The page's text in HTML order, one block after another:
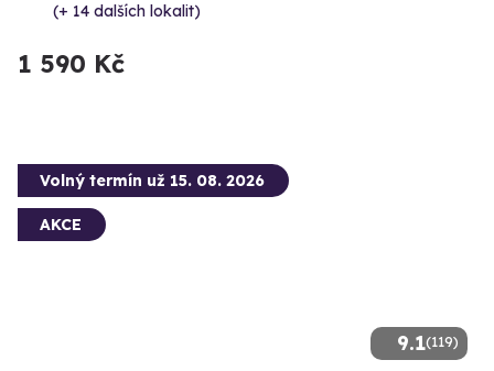
(+ 14 dalších lokalit)
1 590 Kč
9.1(119)
Volný termín už 15. 08. 2026
AKCE